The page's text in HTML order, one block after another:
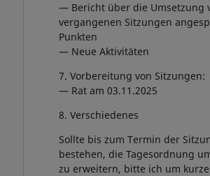
— Bericht über die Umsetzung
vergangenen Sitzungen
Punkten
— Neue Aktivitäten
7. Vorbereitung von Sitzungen:
— Rat am 03.11.2025
8. Verschiedenes
Sollte bis zum Termin der
bestehen, die Tagesordnung
zu erweitern, bitte ich um kurze